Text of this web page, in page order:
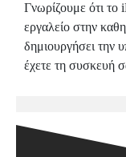
Γνωρίζουμε ότι το
εργαλείο στην
δημιουργήσει την
έχετε τη συσκευή